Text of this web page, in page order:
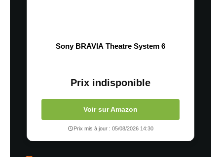
Sony BRAVIA Theatre System 6
Prix indisponible
Voir sur Amazon
Prix mis à jour : 05/08/2026 14:30